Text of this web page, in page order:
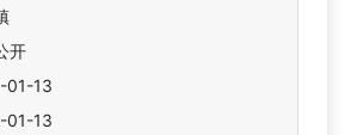
开
01-13
01-13